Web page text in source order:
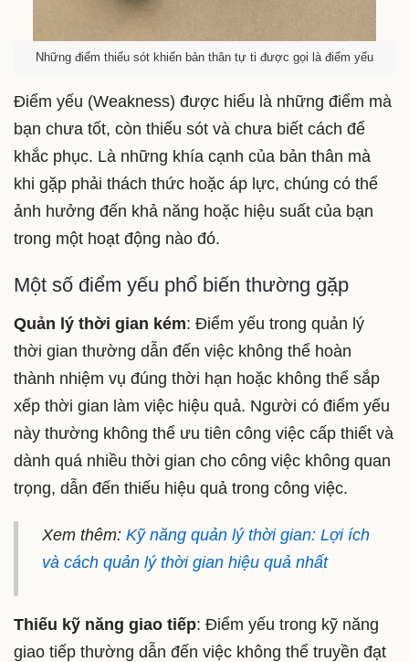
Những điểm thiếu sót khiến bản thân tự ti được gọi là điểm yếu
Điểm yếu (Weakness) được hiểu là những điểm mà
bạn chưa tốt, còn thiếu sót và chưa biết cách để
khắc phục. Là những khía cạnh của bản thân mà
khi gặp phải thách thức hoặc áp lực, chúng có thể
ảnh hưởng đến khả năng hoặc hiệu suất của bạn
trong một hoạt động nào đó.
Một số điểm yếu phổ biến thường gặp
Quản lý thời gian kém: Điểm yếu trong quản lý
thời gian thường dẫn đến việc không thể hoàn
thành nhiệm vụ đúng thời hạn hoặc không thể sắp
xếp thời gian làm việc hiệu quả. Người có điểm yếu
này thường không thể ưu tiên công việc cấp thiết và
dành quá nhiều thời gian cho công việc không quan
trọng, dẫn đến thiếu hiệu quả trong công việc.
Xem thêm: Kỹ năng quản lý thời gian: Lợi ích
và cách quản lý thời gian hiệu quả nhất
Thiếu kỹ năng giao tiếp: Điểm yếu trong kỹ năng
giao tiếp thường dẫn đến việc không thể truyền đạt